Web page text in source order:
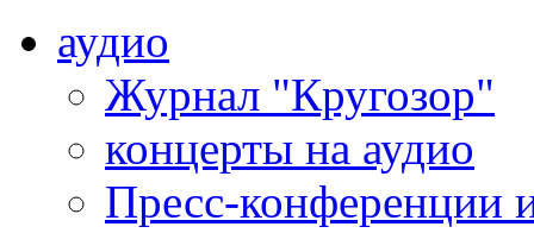
аудио
Журнал "Кругозор"
концерты на аудио
Пресс-конференции